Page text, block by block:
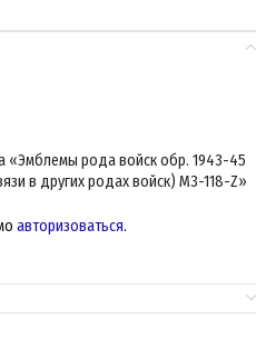
«Эмблемы рода войск обр. 1943-45
в других родах войск) M3-118-Z»
авторизоваться.